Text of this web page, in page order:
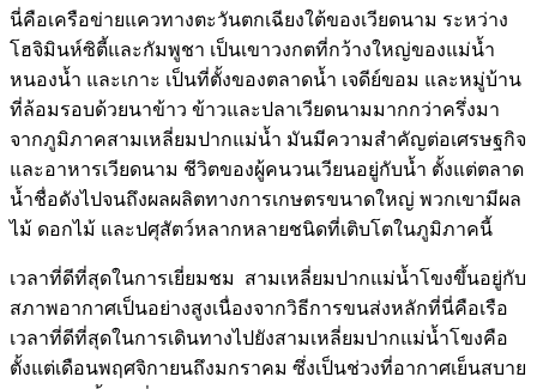
นี่คือเครือข่ายแควทางตะวันตกเฉียงใต้ของเวียดนาม ระหว่าง
โฮจิมินห์ซิตี้และกัมพูชา เป็นเขาวงกตที่กว้างใหญ่ของแม่น้ำ
หนองน้ำ และเกาะ เป็นที่ตั้งของตลาดน้ำ เจดีย์ขอม และหมู่บ้าน
ที่ล้อมรอบด้วยนาข้าว ข้าวและปลาเวียดนามมากกว่าครึ่งมา
จากภูมิภาคสามเหลี่ยมปากแม่น้ำ มันมีความสำคัญต่อเศรษฐกิจ
และอาหารเวียดนาม ชีวิตของผู้คนวนเวียนอยู่กับน้ำ ตั้งแต่ตลาด
น้ำชื่อดังไปจนถึงผลผลิตทางการเกษตรขนาดใหญ่ พวกเขามีผล
ไม้ ดอกไม้ และปศุสัตว์หลากหลายชนิดที่เติบโตในภูมิภาคนี้
เวลาที่ดีที่สุดในการเยี่ยมชม สามเหลี่ยมปากแม่น้ำโขงขึ้นอยู่กับ
สภาพอากาศเป็นอย่างสูงเนื่องจากวิธีการขนส่งหลักที่นี่คือเรือ
เวลาที่ดีที่สุดในการเดินทางไปยังสามเหลี่ยมปากแม่น้ำโขงคือ
ตั้งแต่เดือนพฤศจิกายนถึงมกราคม ซึ่งเป็นช่วงที่อากาศเย็นสบาย